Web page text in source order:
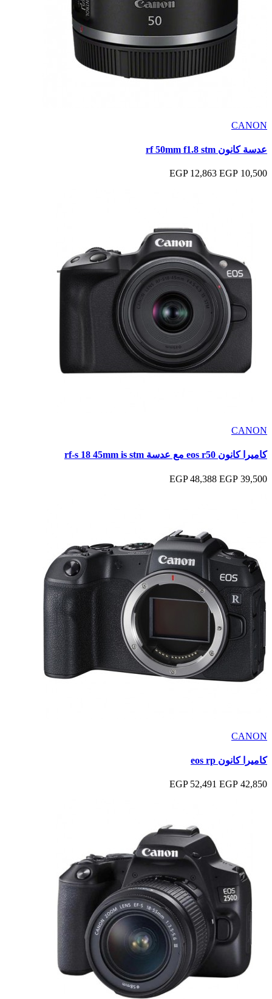
CANON
عدسة كانون rf 50mm f1.8 stm
10,500 EGP
12,863 EGP
CANON
كاميرا كانون eos r50 مع عدسة rf-s 18 45mm is stm
39,500 EGP
48,388 EGP
CANON
كاميرا كانون eos rp
42,850 EGP
52,491 EGP